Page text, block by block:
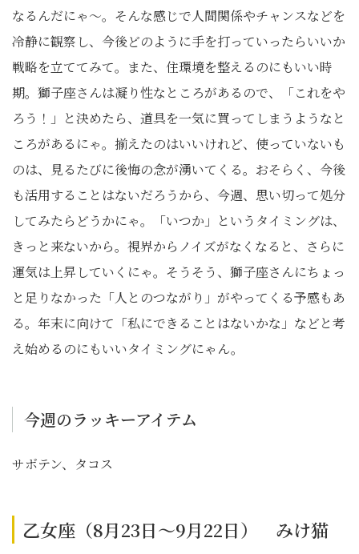
なるんだにゃ～。そんな感じで人間関係やチャンスなどを
冷静に観察し、今後どのように手を打っていったらいいか
戦略を立ててみて。また、住環境を整えるのにもいい時
期。獅子座さんは凝り性なところがあるので、「これをや
ろう！」と決めたら、道具を一気に買ってしまうようなと
ころがあるにゃ。揃えたのはいいけれど、使っていないも
のは、見るたびに後悔の念が湧いてくる。おそらく、今後
も活用することはないだろうから、今週、思い切って処分
してみたらどうかにゃ。「いつか」というタイミングは、
きっと来ないから。視界からノイズがなくなると、さらに
運気は上昇していくにゃ。そうそう、獅子座さんにちょっ
と足りなかった「人とのつながり」がやってくる予感もあ
る。年末に向けて「私にできることはないかな」などと考
え始めるのにもいいタイミングにゃん。
今週のラッキーアイテム
サボテン、タコス
乙女座（8月23日～9月22日） みけ猫